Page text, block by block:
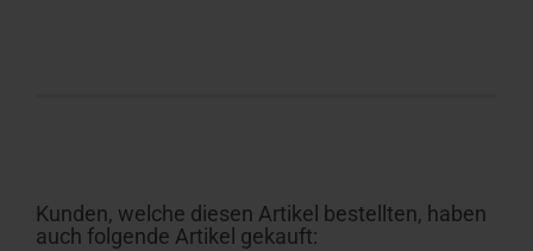
Kunden, welche diesen Artikel bestellten, haben
auch folgende Artikel gekauft: